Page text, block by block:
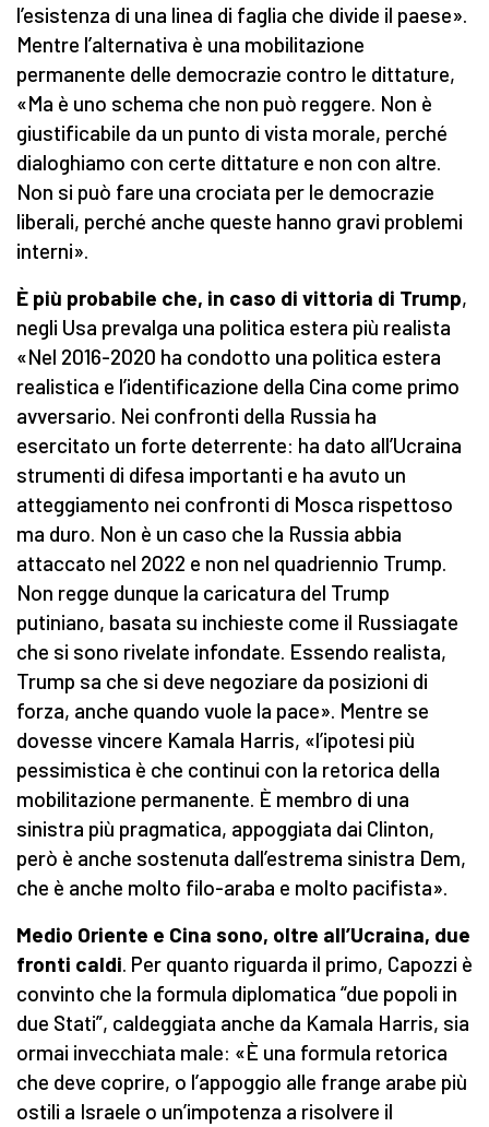
l’esistenza di una linea di faglia che divide il paese».
Mentre l’alternativa è una mobilitazione
permanente delle democrazie contro le dittature,
«Ma è uno schema che non può reggere. Non è
giustificabile da un punto di vista morale, perché
dialoghiamo con certe dittature e non con altre.
Non si può fare una crociata per le democrazie
liberali, perché anche queste hanno gravi problemi
interni».
È più probabile che, in caso di vittoria di Trump,
negli Usa prevalga una politica estera più realista
«Nel 2016-2020 ha condotto una politica estera
realistica e l’identificazione della Cina come primo
avversario. Nei confronti della Russia ha
esercitato un forte deterrente: ha dato all’Ucraina
strumenti di difesa importanti e ha avuto un
atteggiamento nei confronti di Mosca rispettoso
ma duro. Non è un caso che la Russia abbia
attaccato nel 2022 e non nel quadriennio Trump.
Non regge dunque la caricatura del Trump
putiniano, basata su inchieste come il Russiagate
che si sono rivelate infondate. Essendo realista,
Trump sa che si deve negoziare da posizioni di
forza, anche quando vuole la pace». Mentre se
dovesse vincere Kamala Harris, «l’ipotesi più
pessimistica è che continui con la retorica della
mobilitazione permanente. È membro di una
sinistra più pragmatica, appoggiata dai Clinton,
però è anche sostenuta dall’estrema sinistra Dem,
che è anche molto filo-araba e molto pacifista».
Medio Oriente e Cina sono, oltre all’Ucraina, due
fronti caldi. Per quanto riguarda il primo, Capozzi è
convinto che la formula diplomatica “due popoli in
due Stati”, caldeggiata anche da Kamala Harris, sia
ormai invecchiata male: «È una formula retorica
che deve coprire, o l’appoggio alle frange arabe più
ostili a Israele o un’impotenza a risolvere il